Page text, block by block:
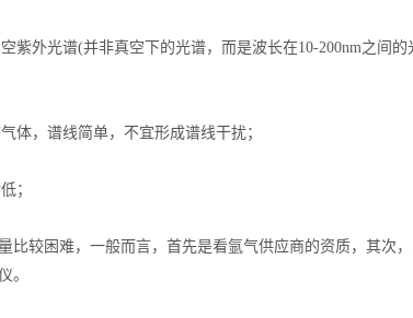
外光谱(并非真空下的光谱，而是波长在10-200nm之间的
，谱线简单，不宜形成谱线干扰；
；
较困难，一般而言，首先是看氩气供应商的资质，其次
。